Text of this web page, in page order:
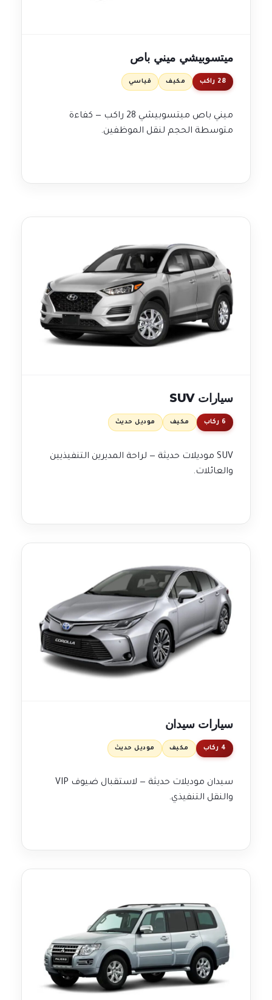
ميتسوبيشي ميني باص
28 راكب مكيف قياسي
ميني باص ميتسوبيشي 28 راكب — كفاءة
متوسطة الحجم لنقل الموظفين.
سيارات SUV
6 ركاب مكيف موديل حديث
SUV موديلات حديثة — لراحة المديرين التنفيذيين
والعائلات.
سيارات سيدان
4 ركاب مكيف موديل حديث
سيدان موديلات حديثة — لاستقبال ضيوف VIP
والنقل التنفيذي.